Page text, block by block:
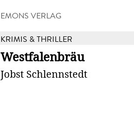
EMONS VERLAG
KRIMIS & THRILLER
Westfalenbräu
Jobst Schlennstedt